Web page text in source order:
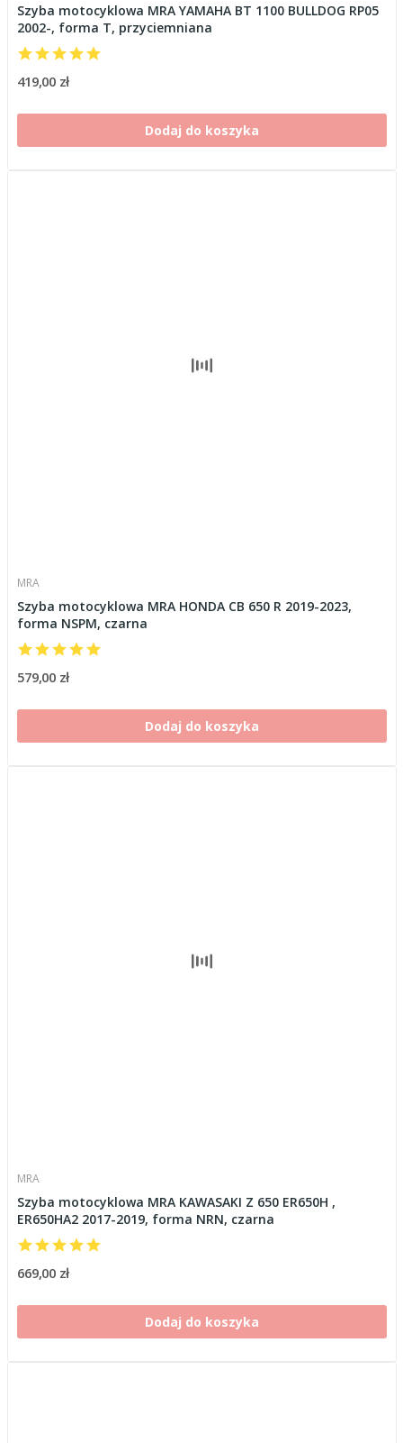
Szyba motocyklowa MRA YAMAHA BT 1100 BULLDOG RP05
2002-, forma T, przyciemniana
419,00 zł
Dodaj do koszyka
MRA
Szyba motocyklowa MRA HONDA CB 650 R 2019-2023,
forma NSPM, czarna
579,00 zł
Dodaj do koszyka
MRA
Szyba motocyklowa MRA KAWASAKI Z 650 ER650H ,
ER650HA2 2017-2019, forma NRN, czarna
669,00 zł
Dodaj do koszyka